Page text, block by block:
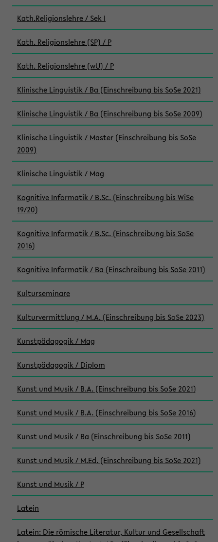
Kath.Religionslehre / Sek I
Kath. Religionslehre (SP) / P
Kath. Religionslehre (wU) / P
Klinische Linguistik / Ba (Einschreibung bis SoSe 2021)
Klinische Linguistik / Ba (Einschreibung bis SoSe 2009)
Klinische Linguistik / Master (Einschreibung bis SoSe
2009)
Klinische Linguistik / Mag
Kognitive Informatik / B.Sc. (Einschreibung bis WiSe
19/20)
Kognitive Informatik / B.Sc. (Einschreibung bis SoSe
2016)
Kognitive Informatik / Ba (Einschreibung bis SoSe 2011)
Kulturseminare
Kulturvermittlung / M.A. (Einschreibung bis SoSe 2023)
Kunstpädagogik / Mag
Kunstpädagogik / Diplom
Kunst und Musik / B.A. (Einschreibung bis SoSe 2021)
Kunst und Musik / B.A. (Einschreibung bis SoSe 2016)
Kunst und Musik / Ba (Einschreibung bis SoSe 2011)
Kunst und Musik / M.Ed. (Einschreibung bis SoSe 2021)
Kunst und Musik / P
Latein
Latein: Die römische Literatur, Kultur und Gesellschaft